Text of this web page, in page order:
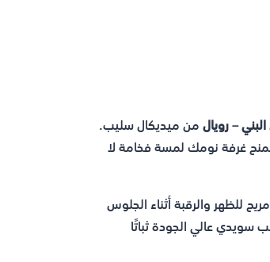
– رويالمن ميديكال سليب.
غرفة نومك لمسة فخامة لا
للظهر والرقبة أثناء الجلوس
عالي الجودة ثباتًا